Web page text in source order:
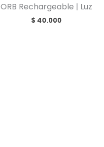
ORB Rechargeable | Luz
$ 40.000